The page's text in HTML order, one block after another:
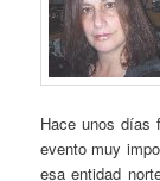
Hace unos días
evento muy
esa entidad